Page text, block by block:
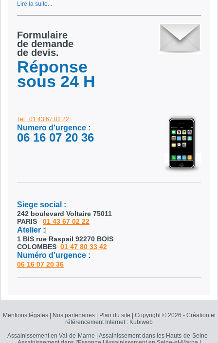
Lire la suite...
Formulaire
de demande
de devis.
Réponse
sous 24 H
Tel : 01 43 67 02 22
Numero d'urgence :
06 16 07 20 36
Siege social :
242 boulevard Voltaire 75011
PARIS 01 43 67 02 22
Atelier :
1 BIS rue Raspail 92270 BOIS
COLOMBES 01 47 80 33 42
Numéro d’urgence :
06 16 07 20 36
Mentions légales| Nos partenaires| Plan du site Copyright © 2026 - Création et
référencement Internet : Kubiweb
Assainissement en Val-de-Marne
Assainissement dans les Hauts-de-Seine